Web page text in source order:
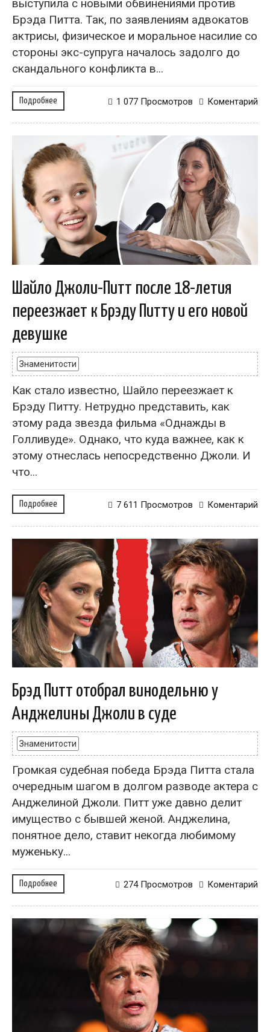
выступила с новыми обвинениями против
Брэда Питта. Так, по заявлениям адвокатов
актрисы, физическое и моральное насилие со
стороны экс-супруга началось задолго до
скандального конфликта в...
Подробнее Коментарий
1 077 Просмотров
Шайло Джоли-Питт после 18-летия
переезжает к Брэду Питту и его новой
девушке
Знаменитости
Как стало известно, Шайло переезжает к
Брэду Питту. Нетрудно представить, как
этому рада звезда фильма «Однажды в
Голливуде». Однако, что куда важнее, как к
этому отнеслась непосредственно Джоли. И
что...
Подробнее Коментарий
7 611 Просмотров
Брэд Питт отобрал винодельню у
Анджелины Джоли в суде
Знаменитости
Громкая судебная победа Брэда Питта стала
очередным шагом в долгом разводе актера с
Анджелиной Джоли. Питт уже давно делит
имущество с бывшей женой. Анджелина,
понятное дело, ставит некогда любимому
муженьку...
Подробнее Коментарий
274 Просмотров